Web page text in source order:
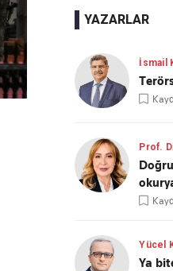
YAZARLAR
İsmail
Prof.
Yücel
Ya